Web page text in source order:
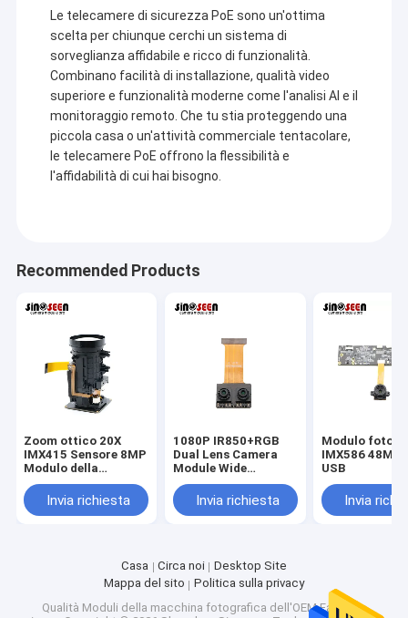
Le telecamere di sicurezza PoE sono un'ottima
scelta per chiunque cerchi un sistema di
sorveglianza affidabile e ricco di funzionalità.
Combinano facilità di installazione, qualità video
superiore e funzionalità moderne come l'analisi AI e il
monitoraggio remoto. Che tu stia proteggendo una
piccola casa o un'attività commerciale tentacolare,
le telecamere PoE offrono la flessibilità e
l'affidabilità di cui hai bisogno.
Recommended Products
Zoom ottico 20X
IMX415 Sensore 8MP
Modulo della
fotocamera 60
fotogrammi
Interfaccia MIPI
Invia richiesta
1080P IR850+RGB
Dual Lens Camera
Module Wide
Dynamic 60 Frames
Interfaccia MIPI
Invia richiesta
Modulo
IMX586 48MP
USB
Invia
Casa Circa noi
Desktop Site
Mappa del sito
Politica sulla privacy
Qualità Moduli della macchina fotografica dell'OEMFabbrica